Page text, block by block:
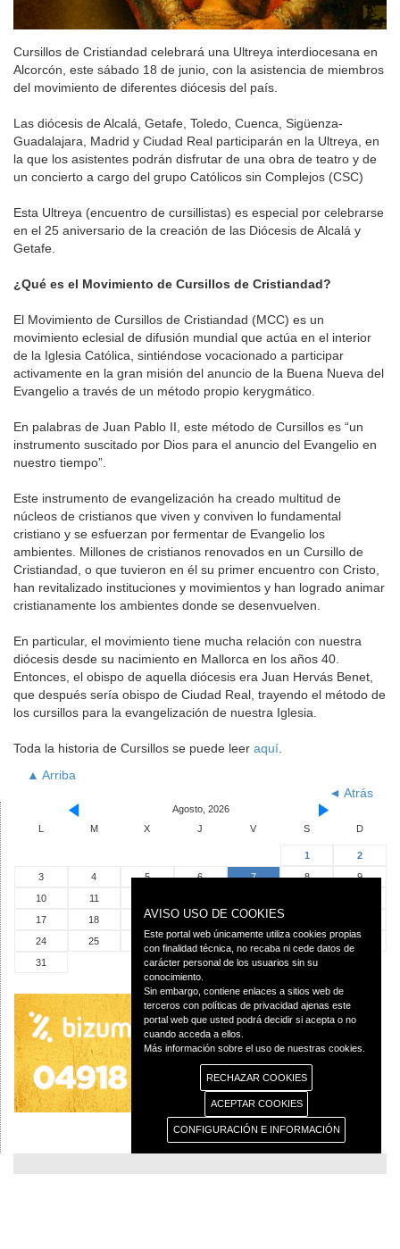
Cursillos de Cristiandad celebrará una Ultreya interdiocesana en
Alcorcón, este sábado 18 de junio, con la asistencia de miembros
del movimiento de diferentes diócesis del país.
Las diócesis de Alcalá, Getafe, Toledo, Cuenca, Sigüenza-
Guadalajara, Madrid y Ciudad Real participarán en la Ultreya, en
la que los asistentes podrán disfrutar de una obra de teatro y de
un concierto a cargo del grupo Católicos sin Complejos (CSC)
Esta Ultreya (encuentro de cursillistas) es especial por celebrarse
en el 25 aniversario de la creación de las Diócesis de Alcalá y
Getafe.
¿Qué es el Movimiento de Cursillos de Cristiandad?
El Movimiento de Cursillos de Cristiandad (MCC) es un
movimiento eclesial de difusión mundial que actúa en el interior
de la Iglesia Católica, sintiéndose vocacionado a participar
activamente en la gran misión del anuncio de la Buena Nueva del
Evangelio a través de un método propio kerygmático.
En palabras de Juan Pablo II, este método de Cursillos es “un
instrumento suscitado por Dios para el anuncio del Evangelio en
nuestro tiempo”.
Este instrumento de evangelización ha creado multitud de
núcleos de cristianos que viven y conviven lo fundamental
cristiano y se esfuerzan por fermentar de Evangelio los
ambientes. Millones de cristianos renovados en un Cursillo de
Cristiandad, o que tuvieron en él su primer encuentro con Cristo,
han revitalizado instituciones y movimientos y han logrado animar
cristianamente los ambientes donde se desenvuelven.
En particular, el movimiento tiene mucha relación con nuestra
diócesis desde su nacimiento en Mallorca en los años 40.
Entonces, el obispo de aquella diócesis era Juan Hervás Benet,
que después sería obispo de Ciudad Real, trayendo el método de
los cursillos para la evangelización de nuestra Iglesia.
Toda la historia de Cursillos se puede leer aquí
▲ Arriba
◄ Atrás
Agosto, 2026
L
M X J V S D
1
2
3
4 5 6 7 8
9
10
11
17
18 19 20 21
24
25 26 27 28 29
30
31
AVISO USO DE COOKIES
Este portal web únicamente utiliza cookies propias
con finalidad técnica, no recaba ni cede datos de
carácter personal de los usuarios sin su
conocimiento.
Sin embargo, contiene enlaces a sitios web de
terceros con políticas de privacidad ajenas este
portal web que usted podrá decidir si acepta o no
cuando acceda a ellos.
Más información sobre el uso de nuestras cookies.
RECHAZAR COOKIES
ACEPTAR COOKIES
CONFIGURACIÓN E INFORMACIÓN